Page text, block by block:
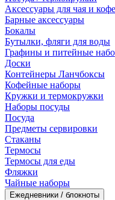
Аксессуары для чая и кофе
Барные аксессуары
Бокалы
Бутылки, фляги для воды
Графины и питейные
Доски
Контейнеры Ланчбоксы
Кофейные наборы
Кружки и термокружки
Наборы посуды
Посуда
Предметы сервировки
Стаканы
Термосы
Термосы для еды
Фляжки
Чайные наборы
Ежедневники / блокноты